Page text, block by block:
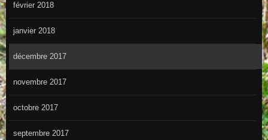
février 2018
janvier 2018
décembre 2017
novembre 2017
octobre 2017
septembre 2017